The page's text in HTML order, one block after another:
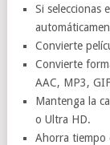
Si seleccionas
Convierte
Convierte
AAC, MP3,
Mantenga la
o Ultra HD.
Ahorra tiempo